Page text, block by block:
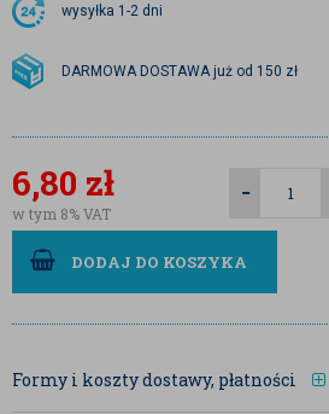
wysyłka 1-2 dni
DARMOWA DOSTAWA już od 150 zł
6,80 zł
w tym 8% VAT
DODAJ DO KOSZYKA
Formy i koszty dostawy, płatności